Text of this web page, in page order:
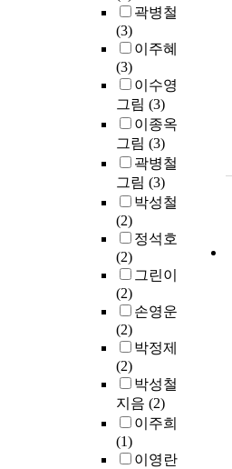
곽병철
(3)
이주혜
(3)
이수영
그림 (3)
이종옥
그림 (3)
곽병철
그림 (3)
박성철
(2)
정석호
(2)
그린이
(2)
손영운
(2)
박정제
(2)
박성철
지음 (2)
이주희
(1)
이영란